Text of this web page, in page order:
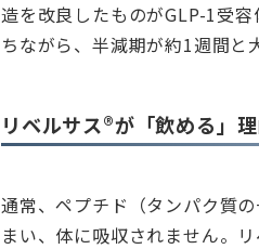
造を改良したものがGLP-1受
ちながら、半減期が約1週間と
リベルサス®が「飲める」
通常、ペプチド（タンパク質
まい、体に吸収されません。